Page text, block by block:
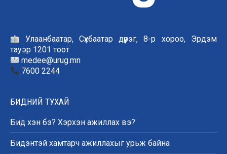
Улаанбаатар, Сүхбаатар дүүрэг, 8-р хороо, Эрдэм
тауэр 1201 тоот
medee@urug.mn
7600 2244
БИДНИЙ ТУХАЙ
Бид хэн бэ? Хэрхэн ажиллах вэ?
Бидэнтэй хамтарч ажиллахыг урьж байна